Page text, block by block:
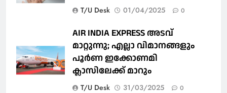
T/U Desk 01/04/2025 0
AIR INDIA EXPRESS അടവ്
മാറ്റുന്നു; എല്ലാ വിമാനങ്ങളും
പൂര്‍ണ ഇക്കോണമി
ക്ലാസിലേക്ക് മാറും
T/U Desk 31/03/2025 0